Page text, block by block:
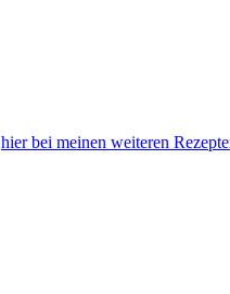
hier bei meinen weiteren